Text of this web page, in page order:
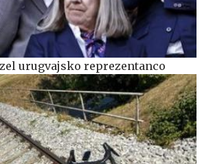
urugvajsko reprezentanco